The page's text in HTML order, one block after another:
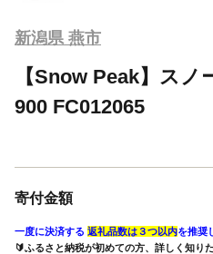
新潟県 燕市
【Snow Peak】スノ
900 FC012065
寄付金額
一度に決済する 返礼品数は３つ以内を推奨
🔰ふるさと納税が初めての方、詳しく知り